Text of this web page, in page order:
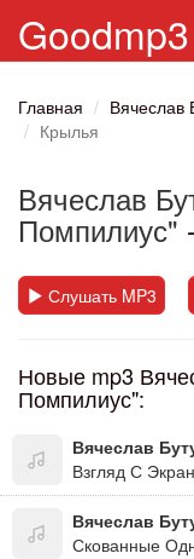
Goodmp3
Главная
Вячеслав
Крылья
Вячеслав
Помпилиус"
Слушать MP3
Новые mp3
Помпилиус":